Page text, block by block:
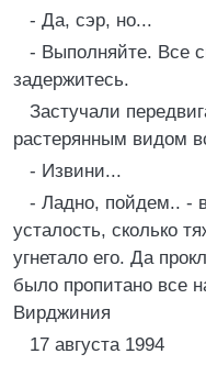
- Да, сэр, но...
- Выполняйте. Все
задержитесь.
Застучали
растерянным видом
- Извини...
- Ладно, пойдем.. -
усталость, сколько
угнетало его. Да
было пропитано все
Вирджиния
17 августа 1994